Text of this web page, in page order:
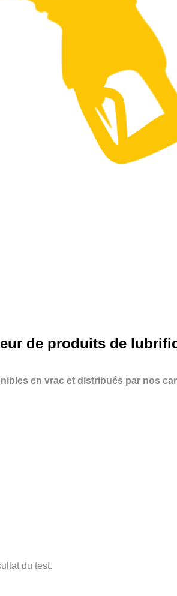
de produits de
en vrac et distribués par nos
du test.